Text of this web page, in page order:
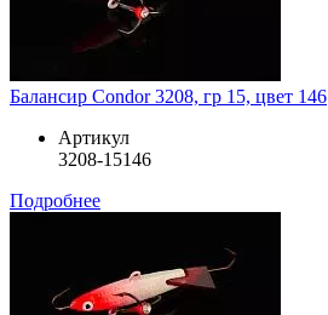
Балансир Condor 3208, гр 15, цвет 146
Артикул
3208-15146
Подробнее